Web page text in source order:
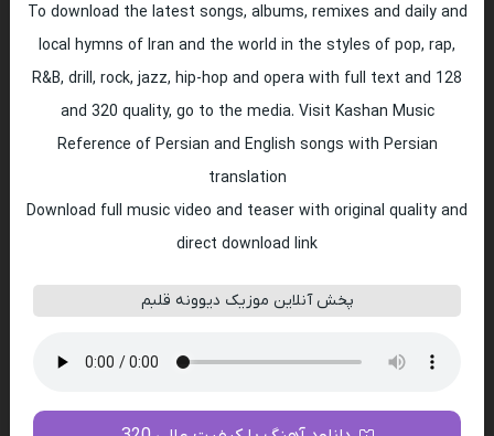
To download the latest songs, albums, remixes and daily and
local hymns of Iran and the world in the styles of pop, rap,
R&B, drill, rock, jazz, hip-hop and opera with full text and 128
and 320 quality, go to the media. Visit Kashan Music
Reference of Persian and English songs with Persian
translation
Download full music video and teaser with original quality and
direct download link
پخش آنلاین موزیک دیوونه قلبم